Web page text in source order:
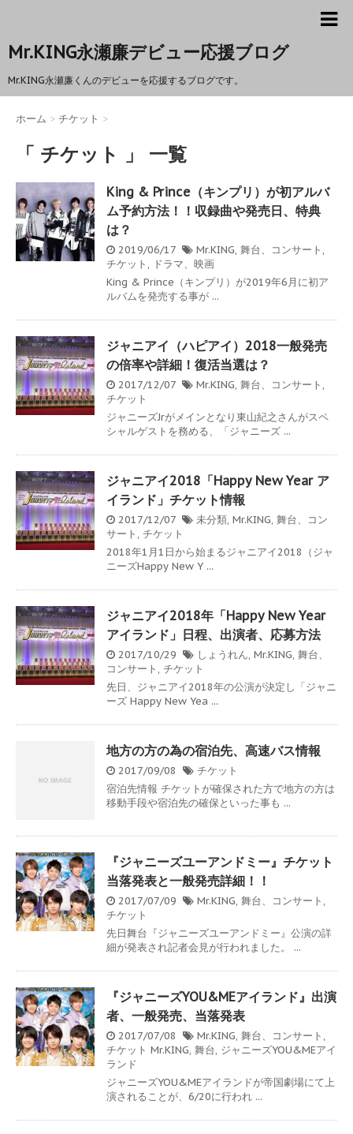
Mr.KING永瀬廉デビュー応援ブログ
Mr.KING永瀬廉くんのデビューを応援するブログです。
ホーム > チケット >
「 チケット 」 一覧
King & Prince（キンプリ）が初アルバ
ム予約方法！！収録曲や発売日、特典
は？
2019/06/17 Mr.KING, 舞台、コンサート ,
チケット , ドラマ、映画
King & Prince（キンプリ）が2019年6月に初ア
ルバムを発売する事が ...
ジャニアイ（ハピアイ）2018一般発売
の倍率や詳細！復活当選は？
2017/12/07 Mr.KING, 舞台、コンサート ,
チケット
ジャニーズJrがメインとなり東山紀之さんがスペ
シャルゲストを務める、「ジャニーズ ...
ジャニアイ2018「Happy New Year ア
イランド」チケット情報
2017/12/07 未分類, Mr.KING, 舞台、コン
サート , チケット
2018年1月1日から始まるジャニアイ2018（ジャ
ニーズHappy New Y ...
ジャニアイ2018年「Happy New Year
アイランド」日程、出演者、応募方法
2017/10/29 しょうれん, Mr.KING, 舞台、
コンサート , チケット
先日、ジャニアイ2018年の公演が決定し「ジャニ
ーズ Happy New Yea ...
地方の方の為の宿泊先、高速バス情報
2017/09/08
チケット
宿泊先情報 チケットが確保された方で地方の方は
移動手段や宿泊先の確保といった事も ...
『ジャニーズユーアンドミー』チケット
当落発表と一般発売詳細！！
2017/07/09 Mr.KING, 舞台、コンサート ,
チケット
先日舞台『ジャニーズユーアンドミー』公演の詳
細が発表され記者会見が行われました。 ...
『ジャニーズYOU&MEアイランド』出演
者、一般発売、当落発表
2017/07/08 Mr.KING, 舞台、コンサート ,
チケット Mr.KING, 舞台, ジャニーズYOU&MEアイ
ランド
ジャニーズYOU&MEアイランドが帝国劇場にて上
演されることが、6/20に行われ ...